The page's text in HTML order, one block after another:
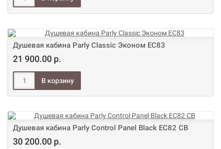
Душевая кабина Parly Classic Эконом EC83
21 900.00 р.
Душевая кабина Parly Control Panel Black EC82 CB
30 200.00 р.